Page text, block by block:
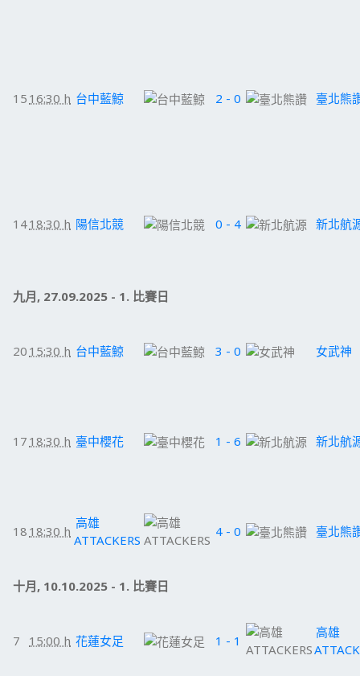
15 16:30 h 台中藍鯨 2 - 0 臺北熊
1418:30 h 陽信北競 0 - 4 新北航
九月, 27.09.2025 - 1. 比賽日
20 15:30 h 台中藍鯨 3 - 0 女武神
17 18:30 h 臺中櫻花 1 - 6 新北航
18 18:30 h
高雄
ATTACKERS
4 - 0 臺北熊
十月, 10.10.2025 - 1. 比賽日
7 15:00 h 花蓮女足 1 - 1
高雄